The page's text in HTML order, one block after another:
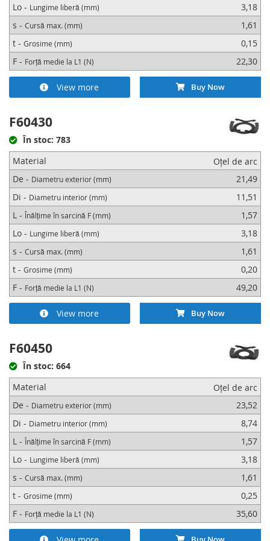
Lo - Lungime liberă (mm)
3,18
s - Cursă max. (mm)
1,61
t - Grosime (mm)
0,15
F - Forță medie la L1 (N) 22,30
View more Buy Now
F60430
În stoc: 783
Material
Oțel de arc
De - Diametru exterior (mm)
21,49
Di - Diametru interior (mm)
11,51
L - Înălțime în sarcină F (mm)
1,57
Lo - Lungime liberă (mm)
3,18
s - Cursă max. (mm)
1,61
t - Grosime (mm)
0,20
F - Forță medie la L1 (N) 49,20
View more Buy Now
F60450
În stoc: 664
Material
Oțel de arc
De - Diametru exterior (mm)
23,52
Di - Diametru interior (mm)
8,74
L - Înălțime în sarcină F (mm)
1,57
Lo - Lungime liberă (mm)
3,18
s - Cursă max. (mm)
1,61
t - Grosime (mm)
0,25
F - Forță medie la L1 (N) 35,60